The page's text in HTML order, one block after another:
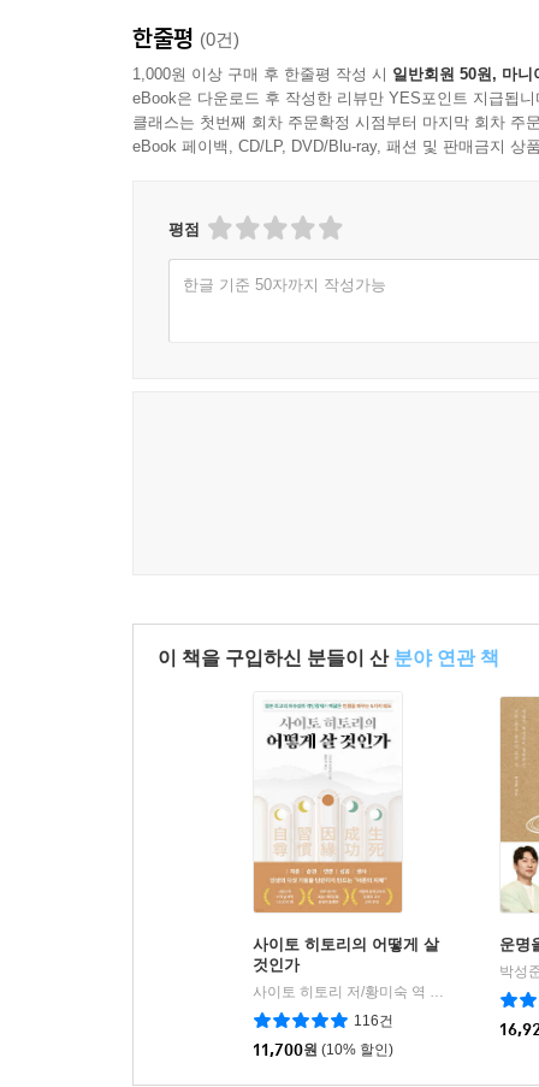
한줄평 (0건)
1,000원 이상 구매 후 한줄평 작성 시 일반회원 50원, 마니
eBook은 다운로드 후 작성한 리뷰만 YES포인트 지급됩니
클래스는 첫번째 회차 주문확정 시점부터 마지막 회차 주
eBook 페이백, CD/LP, DVD/Blu-ray, 패션 및 판매금지 상
평점
한글 기준 50자까지 작성가능
이 책을 구입하신 분들이 산 분야 연관 책
사이토 히토리의 어떻게 살
것인가
사이토 히토리 저/황미숙 역 | 현대지성
116건
11,700원 (10% 할인)
운명
박성